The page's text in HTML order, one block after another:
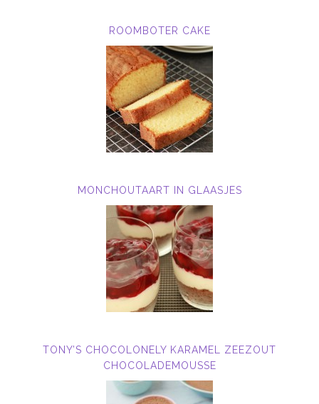
ROOMBOTER CAKE
MONCHOUTAART IN GLAASJES
TONY’S CHOCOLONELY KARAMEL ZEEZOUT
CHOCOLADEMOUSSE